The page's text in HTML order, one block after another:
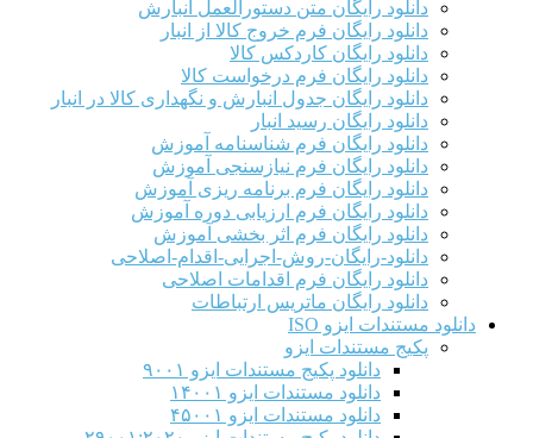
دانلود رایگان متن دستورالعمل انبارش
دانلود رایگان فرم خروج کالا از انبار
دانلود رایگان کاردکس کالا
دانلود رایگان فرم درخواست کالا
دانلود رایگان جدول انبارش و نگهداری کالا در انبار
دانلود رایگان رسید انبار
دانلود رایگان فرم شناسنامه آموزش
دانلود رایگان فرم نیازسنجی آموزش
دانلود رایگان فرم برنامه ریزی آموزش
دانلود رایگان فرم ارزیابی دوره آموزش
دانلود رایگان فرم اثر بخشی آموزش
دانلود-رایگان-روش-اجرایی-اقدام-اصلاحی
دانلود رایگان فرم اقدامات اصلاحی
دانلود رایگان ماتریس ارتباطات
دانلود مستندات ایزو ISO
پکیج مستندات ایزو
دانلود پکیج مستندات ایزو ۹۰۰۱
دانلود مستندات ایزو ۱۴۰۰۱
دانلود مستندات ایزو ۴۵۰۰۱